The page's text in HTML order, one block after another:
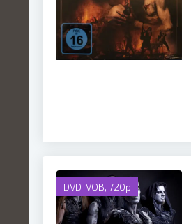
DVD-VOB, 720p